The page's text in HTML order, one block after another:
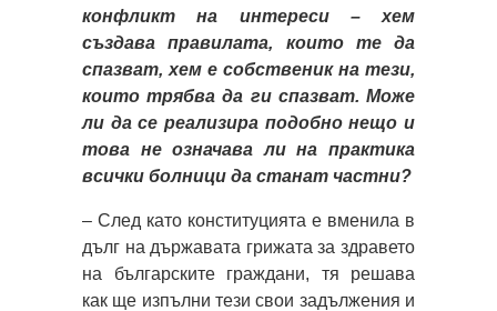
конфликт на интереси – хем
създава правилата, които те да
спазват, хем е собственик на тези,
които трябва да ги спазват. Може
ли да се реализира подобно нещо и
това не означава ли на практика
всички болници да станат частни?
– След като конституцията е вменила в
дълг на държавата грижата за здравето
на българските граждани, тя решава
как ще изпълни тези свои задължения и